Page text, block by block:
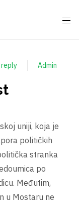
reply Admin
uniji, koja je
političkih
stranka
po
Međutim,
u Mostaru ne